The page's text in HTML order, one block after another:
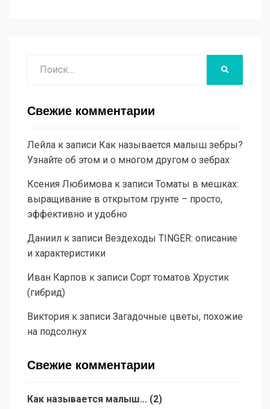
Свежие комментарии
Лейла к записи Как называется малыш зебры?
Узнайте об этом и о многом другом о зебрах
Ксения Любимова к записи Томаты в мешках:
выращивание в открытом грунте – просто,
эффективно и удобно
Даниил к записи Вездеходы TINGER: описание
и характеристики
Иван Карпов к записи Сорт томатов Хрустик
(гибрид)
Виктория к записи Загадочные цветы, похожие
на подсолнух
Свежие комментарии
Как называется малыш... (2)